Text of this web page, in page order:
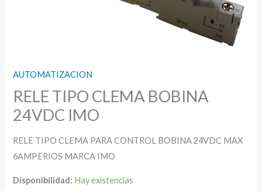
AUTOMATIZACION
RELE TIPO CLEMA BOBINA
24VDC IMO
RELE TIPO CLEMA PARA CONTROL BOBINA 24VDC MAX
6AMPERIOS MARCA IMO
Disponibilidad: Hay existencias